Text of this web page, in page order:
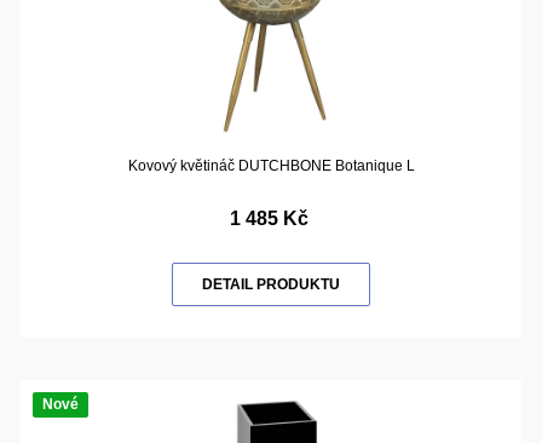
Kovový květináč DUTCHBONE Botanique L
1 485 Kč
DETAIL PRODUKTU
Nové